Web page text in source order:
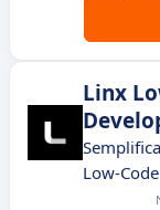
Linx
Low-Code